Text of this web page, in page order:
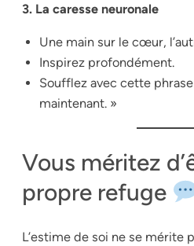
3. La caresse neuronale
Une main sur le cœur,
Inspirez profondément.
Soufflez avec cette
maintenant. »
Vous méritez
propre refuge
L’estime de soi ne se mérite